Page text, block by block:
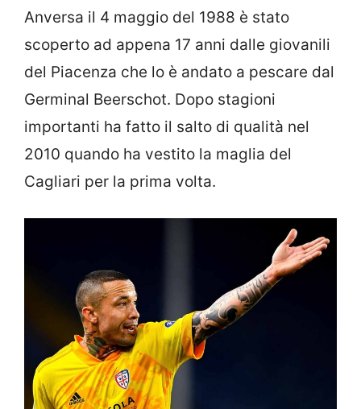
Anversa il 4 maggio del 1988 è stato
scoperto ad appena 17 anni dalle giovanili
del Piacenza che lo è andato a pescare dal
Germinal Beerschot. Dopo stagioni
importanti ha fatto il salto di qualità nel
2010 quando ha vestito la maglia del
Cagliari per la prima volta.